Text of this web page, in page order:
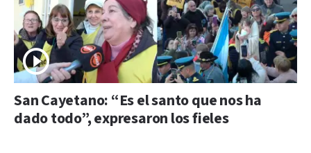
San Cayetano: “Es el santo que nos ha
dado todo”, expresaron los fieles